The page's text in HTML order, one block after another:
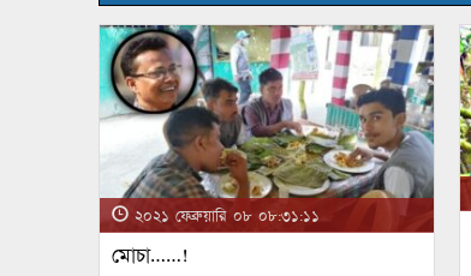
২০২১ ফেব্রুয়ারি ০৮ ০৮:৩১:১১
মোচা……!